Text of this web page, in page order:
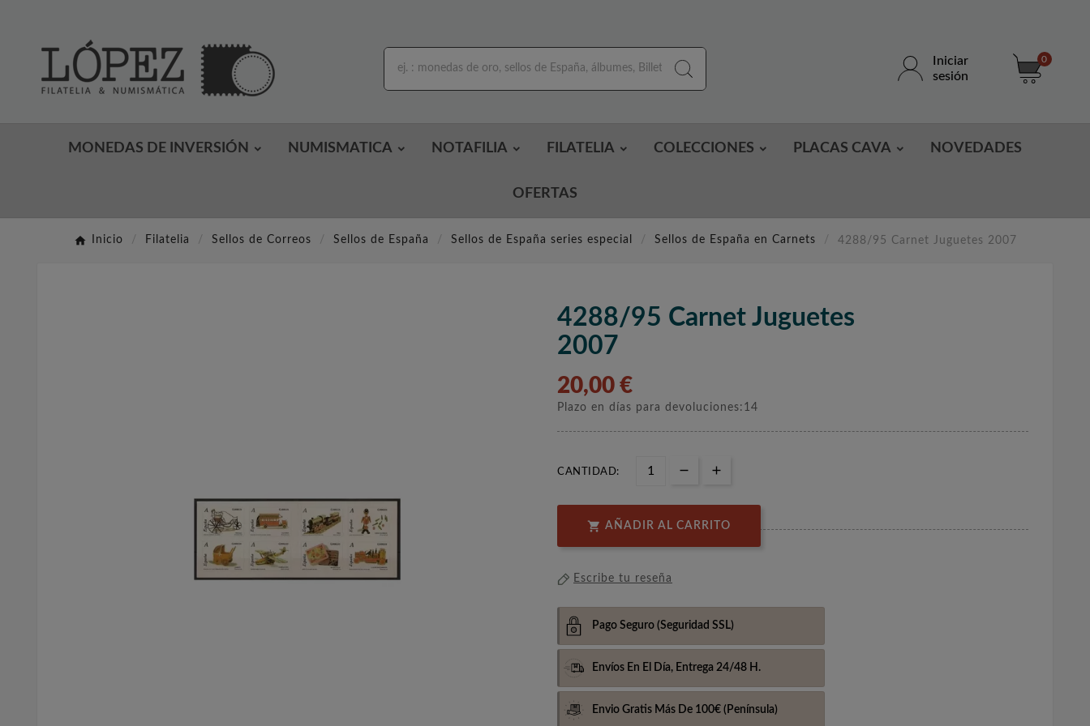
Iniciar
sesión
0
MONEDAS DE INVERSIÓN NUMISMATICA NOTAFILIA FILATELIA COLECCIONES PLACAS CAVA NOVEDADES
OFERTAS
Inicio Filatelia Sellos de Correos Sellos de España Sellos de España series especial Sellos de España en Carnets 4288/95 Carnet Juguetes 2007
4288/95 Carnet Juguetes
2007
20,00 €
Plazo en días para devoluciones:14
CANTIDAD:
 AÑADIR AL CARRITO
Escribe tu reseña
Pago Seguro (Seguridad SSL)
Envíos En El Día, Entrega 24/48 H.
Envio Gratis Más De 100€ (Península)